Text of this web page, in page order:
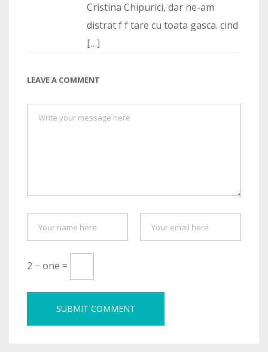
Cristina Chipurici, dar ne-am
distrat f f tare cu toata gasca. cind
[…]
LEAVE A COMMENT
2 − one =